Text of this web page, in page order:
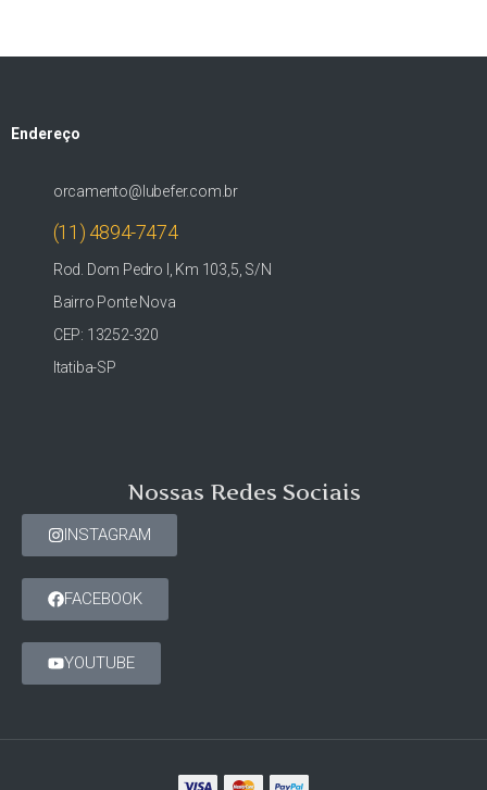
Endereço
orcamento@lubefer.com.br
(11) 4894-7474
Rod. Dom Pedro I, Km 103,5, S/N
Bairro Ponte Nova
CEP: 13252-320
Itatiba-SP
Nossas Redes Sociais
INSTAGRAM
FACEBOOK
YOUTUBE